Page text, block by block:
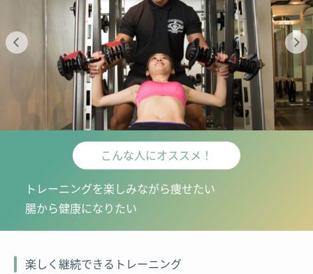
こんな人にオススメ！
トレーニングを楽しみながら痩せたい
腸から健康になりたい
楽しく継続できるトレーニング